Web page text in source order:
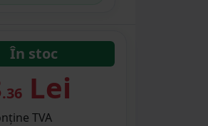
În stoc
.36 Lei
TVA